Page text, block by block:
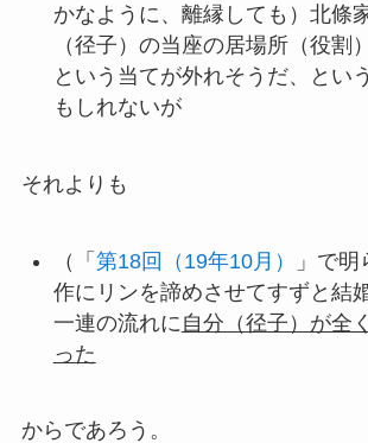
かなように、離縁しても）北條
（径子）の当座の居場所（役割
という当てが外れそうだ、とい
もしれないが
それよりも
（「 第18回（19年10月）
」で
作にリンを諦めさせてすずと結
一連の流れに 自分（径子）が全
った
からであろう。